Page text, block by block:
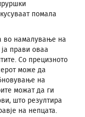
помала
во намалување на
прави оваа
Со прецизното
може да
на
можат да ги
што резултира
на непцата.